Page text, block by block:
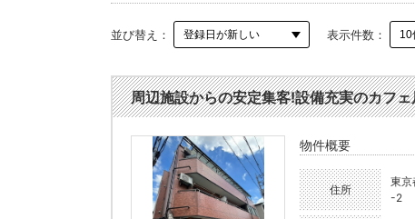
並び替え： 表示件数：
周辺施設からの安定集客!設備充実のカフ
物件概要
住所
東京
-2